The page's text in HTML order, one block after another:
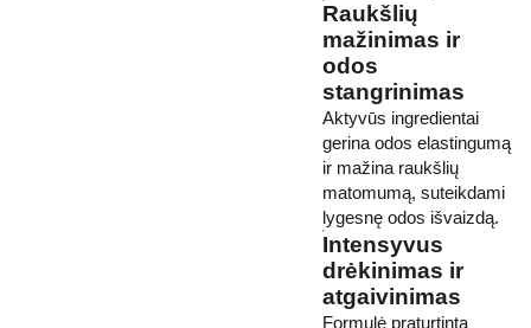
Raukšlių
mažinimas ir
odos
stangrinimas
Aktyvūs ingredientai
gerina odos elastingumą
ir mažina raukšlių
matomumą, suteikdami
lygesnę odos išvaizdą.
Intensyvus
drėkinimas ir
atgaivinimas
Formulė praturtinta